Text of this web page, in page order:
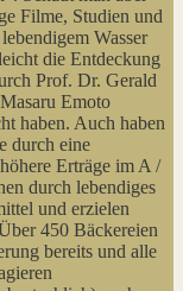
Filme, Studien und
Wasser
die Entdeckung
Prof. Dr. Gerald
Emoto
haben. Auch haben
durch eine
Erträge im A /
durch lebendiges
und erzielen
450 Bäckereien
bereits und alle